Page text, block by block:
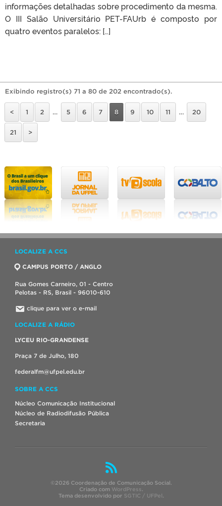
informações detalhadas sobre procedimento da mesma.
O III Salão Universitário PET-FAUrb é composto por
quatro eventos paralelos: […]
Exibindo registro(s) 71 a 80 de 202 encontrado(s).
< 1 2 … 5 6 7 8 9 10 11 … 20
21 >
LOCALIZE A CCS
CAMPUS PORTO / ANGLO
Rua Gomes Carneiro, 01 - Centro
Pelotas - RS, Brasil - 96010-610
clique para ver o e-mail
LOCALIZE A RÁDIO
LYCEU RIO-GRANDENSE
Praça 7 de Julho, 180
federalfm@ufpel.edu.br
SOBRE A CCS
Núcleo Comunicação Institucional
Núcleo de Radiodifusão Pública
Secretaria
©2026 Coordenação de Comunicação Social.
Criado com WordPress.
Tema desenvolvido por SGTIC / UFPel.